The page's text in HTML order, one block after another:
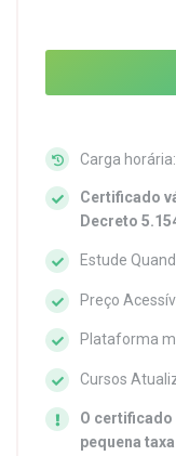
Carga horária:
Certificado
Decreto
Estude
Preço
Plataforma
Cursos
O certificado
pequena